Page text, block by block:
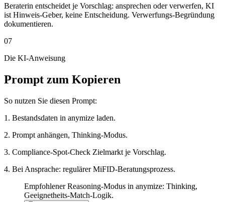
Beraterin entscheidet je Vorschlag: ansprechen oder verwerfen, KI
ist Hinweis-Geber, keine Entscheidung. Verwerfungs-Begründung
dokumentieren.
07
Die KI-Anweisung
Prompt zum Kopieren
So nutzen Sie diesen Prompt:
1. Bestandsdaten in anymize laden.
2. Prompt anhängen, Thinking-Modus.
3. Compliance-Spot-Check Zielmarkt je Vorschlag.
4. Bei Ansprache: regulärer MiFID-Beratungsprozess.
Empfohlener Reasoning-Modus in anymize: Thinking,
Geeignetheits-Match-Logik.